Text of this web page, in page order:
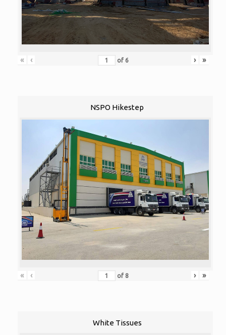
« ‹ of 6 › »
NSPO Hikestep
« ‹ of 8 › »
White Tissues